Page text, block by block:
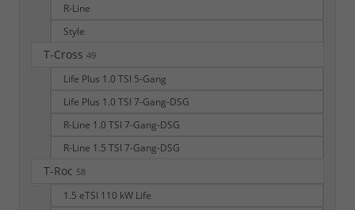
R-Line
Style
T-Cross 49
Life Plus 1.0 TSI 5-Gang
Life Plus 1.0 TSI 7-Gang-DSG
R-Line 1.0 TSI 7-Gang-DSG
R-Line 1.5 TSI 7-Gang-DSG
T-Roc 58
1.5 eTSI 110 kW Life